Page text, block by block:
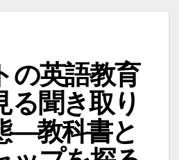
の英語教育
る聞き取り
―教科書と